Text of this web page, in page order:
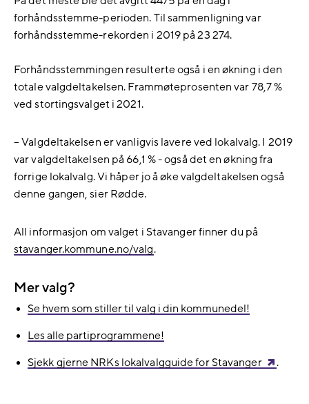
forhåndsstemme-perioden. Til sammenligning var
forhåndsstemme-rekorden i 2019 på 23 274.
Forhåndsstemmingen resulterte også i en økning i den
totale valgdeltakelsen. Frammøteprosenten var 78,7 %
ved stortingsvalget i 2021.
– Valgdeltakelsen er vanligvis lavere ved lokalvalg. I 2019
var valgdeltakelsen på 66,1 % - også det en økning fra
forrige lokalvalg. Vi håper jo å øke valgdeltakelsen også
denne gangen, sier Rødde.
All informasjon om valget i Stavanger finner du på
stavanger.kommune.no/valg.
Mer valg?
Se hvem som stiller til valg i din kommunedel!
Les alle partiprogrammene!
Sjekk gjerne NRKs lokalvalgguide for Stavanger .